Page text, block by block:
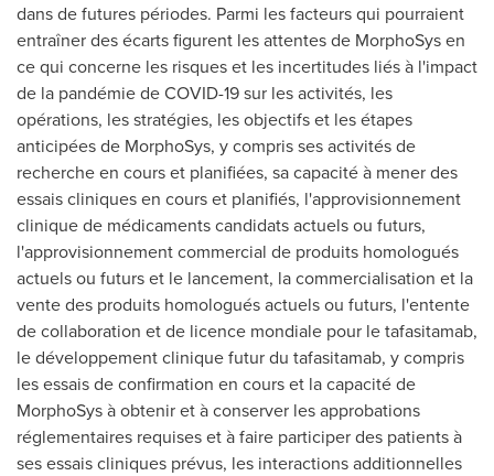
dans de futures périodes. Parmi les facteurs qui pourraient
entraîner des écarts figurent les attentes de MorphoSys en
ce qui concerne les risques et les incertitudes liés à l'impact
de la pandémie de COVID-19 sur les activités, les
opérations, les stratégies, les objectifs et les étapes
anticipées de MorphoSys, y compris ses activités de
recherche en cours et planifiées, sa capacité à mener des
essais cliniques en cours et planifiés, l'approvisionnement
clinique de médicaments candidats actuels ou futurs,
l'approvisionnement commercial de produits homologués
actuels ou futurs et le lancement, la commercialisation et la
vente des produits homologués actuels ou futurs, l'entente
de collaboration et de licence mondiale pour le tafasitamab,
le développement clinique futur du tafasitamab, y compris
les essais de confirmation en cours et la capacité de
MorphoSys à obtenir et à conserver les approbations
réglementaires requises et à faire participer des patients à
ses essais cliniques prévus, les interactions additionnelles